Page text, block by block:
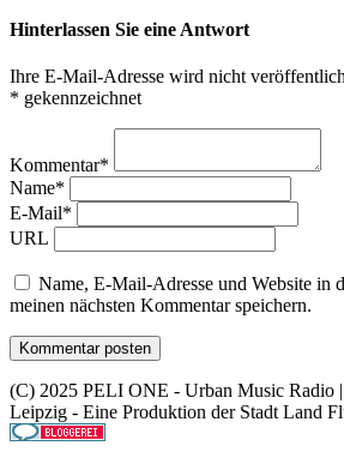
Hinterlassen Sie eine Antwort
Ihre E-Mail-Adresse wird nicht
* gekennzeichnet
Kommentar*
Name*
E-Mail*
URL
Name, E-Mail-Adresse und Website in
meinen nächsten Kommentar speichern.
(C) 2025 PELI ONE - Urban Music Radio
Leipzig - Eine Produktion der Stadt Land